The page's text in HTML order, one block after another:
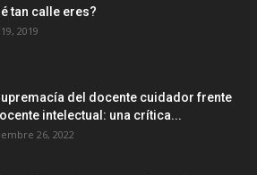
tan calle eres?
2019
del docente cuidador frente
intelectual: una crítica...
26, 2022